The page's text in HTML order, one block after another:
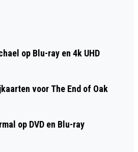
op Blu-ray en 4k UHD
voor The End of Oak
op DVD en Blu-ray